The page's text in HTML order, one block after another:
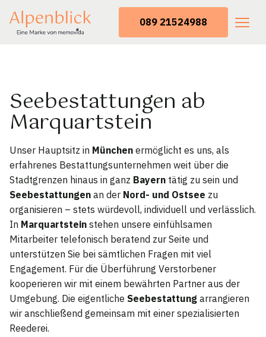
089 21524988
Seebestattungen ab
Marquartstein
Unser Hauptsitz in München ermöglicht es uns, als
erfahrenes Bestattungsunternehmen weit über die
Stadtgrenzen hinaus in ganz Bayern tätig zu sein und
Seebestattungen an der Nord- und Ostsee zu
organisieren – stets würdevoll, individuell und verlässlich.
In Marquartstein stehen unsere einfühlsamen
Mitarbeiter telefonisch beratend zur Seite und
unterstützen Sie bei sämtlichen Fragen mit viel
Engagement. Für die Überführung Verstorbener
kooperieren wir mit einem bewährten Partner aus der
Umgebung. Die eigentliche Seebestattung arrangieren
wir anschließend gemeinsam mit einer spezialisierten
Reederei.